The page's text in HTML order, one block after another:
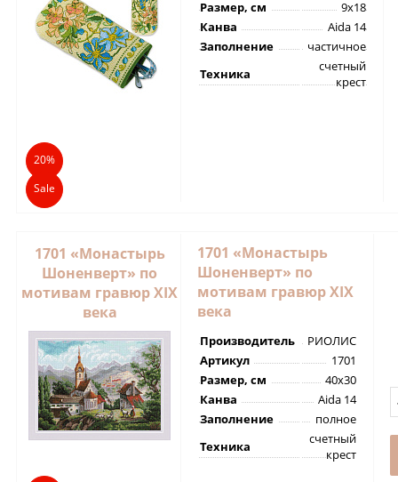
20%
Sale
Размер, см
9х18
Канва
Aida 14
Заполнение
частичное
Техника
счетный
крест
1701 «Монастырь
Шоненверт» по
мотивам гравюр XIX
века
1701 «Монастырь
Шоненверт» по
мотивам гравюр XIX
века
Производитель
РИОЛИС
Артикул
1701
Размер, см
40х30
Канва
Aida 14
Заполнение
полное
Техника
счетный
крест